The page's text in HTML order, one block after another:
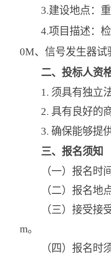
3.建设地点：
4.项目描述：
0M、信号发生器试
二、投标人资
1. 须具有独立
2. 具有良好的
3. 确保能够提
三、报名须知
（一）报名时
（二）报名地
（三）接受接
m。
（四）报名时